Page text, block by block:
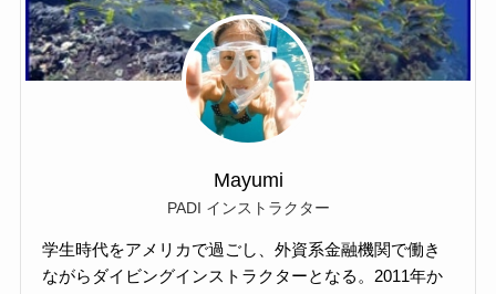
Mayumi
PADI インストラクター
学生時代をアメリカで過ごし、外資系金融機関で働き
ながらダイビングインストラクターとなる。2011年か